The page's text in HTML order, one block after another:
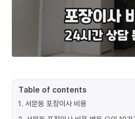
Table of contents
1. 서문동 포장이사 비용